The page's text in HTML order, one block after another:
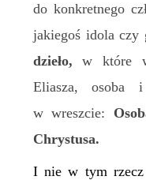
do konkretnego
jakiegoś idola czy
dzieło, w które
Eliasza, osoba
w wreszcie:
Chrystusa.
I nie w tym